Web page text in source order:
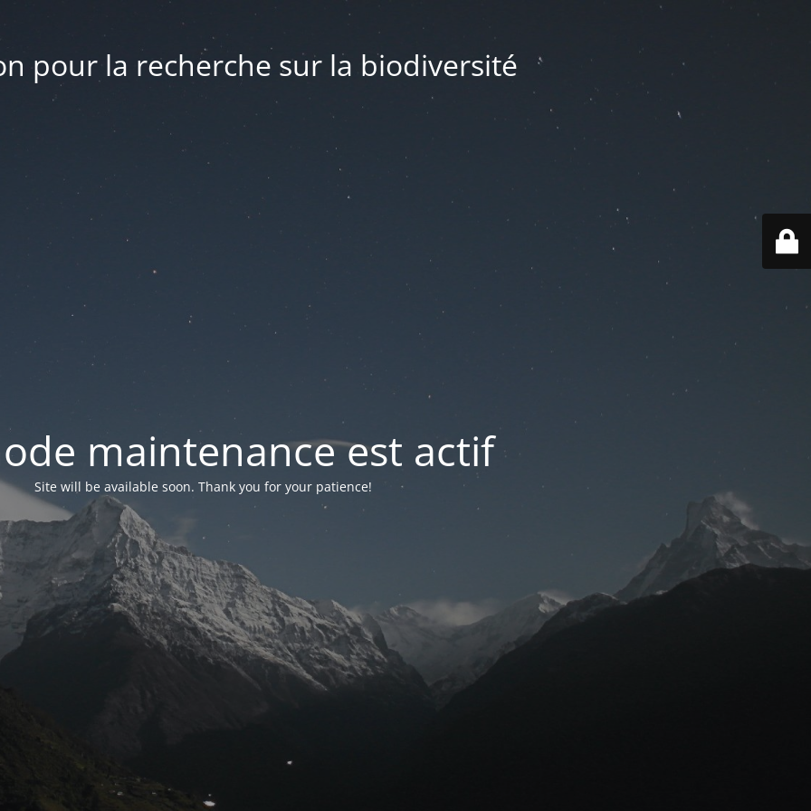
pour la recherche sur la biodiversité
maintenance est actif
Site will be available soon. Thank you for your patience!